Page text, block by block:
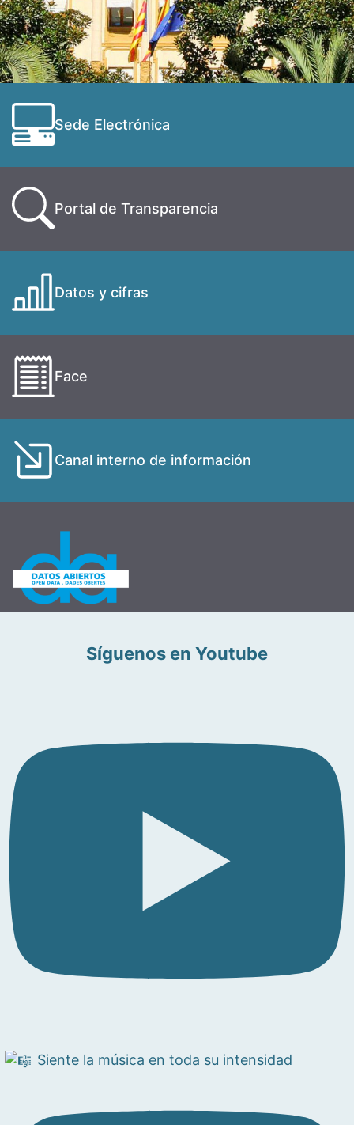
Sede Electrónica
Portal de Transparencia
Datos y cifras
Face
Canal interno de información
Síguenos en Youtube
Siente la música en toda su intensidad